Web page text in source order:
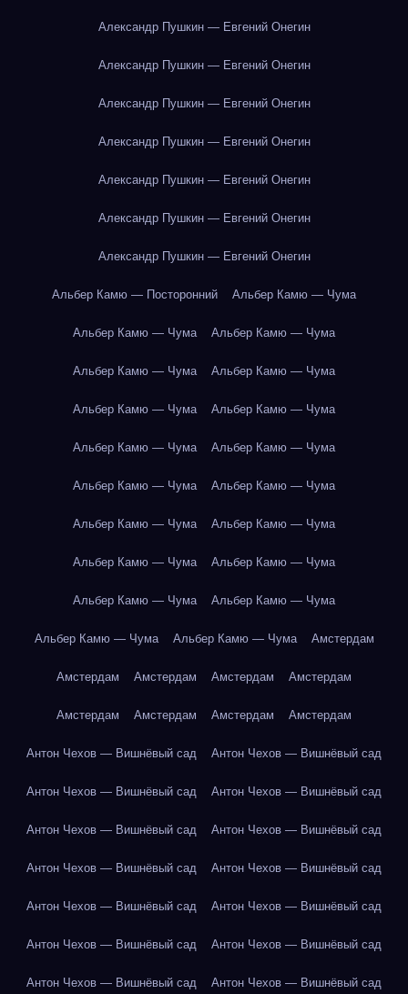
Александр Пушкин — Евгений Онегин
Александр Пушкин — Евгений Онегин
Александр Пушкин — Евгений Онегин
Александр Пушкин — Евгений Онегин
Александр Пушкин — Евгений Онегин
Александр Пушкин — Евгений Онегин
Александр Пушкин — Евгений Онегин
Альбер Камю — Посторонний Альбер Камю — Чума
Альбер Камю — Чума Альбер Камю — Чума
Альбер Камю — Чума Альбер Камю — Чума
Альбер Камю — Чума Альбер Камю — Чума
Альбер Камю — Чума Альбер Камю — Чума
Альбер Камю — Чума Альбер Камю — Чума
Альбер Камю — Чума Альбер Камю — Чума
Альбер Камю — Чума Альбер Камю — Чума
Альбер Камю — Чума Альбер Камю — Чума
Альбер Камю — Чума Альбер Камю — Чума Амстердам
Амстердам Амстердам Амстердам Амстердам
Амстердам Амстердам Амстердам Амстердам
Антон Чехов — Вишнёвый сад Антон Чехов — Вишнёвый сад
Антон Чехов — Вишнёвый сад Антон Чехов — Вишнёвый сад
Антон Чехов — Вишнёвый сад Антон Чехов — Вишнёвый сад
Антон Чехов — Вишнёвый сад Антон Чехов — Вишнёвый сад
Антон Чехов — Вишнёвый сад Антон Чехов — Вишнёвый сад
Антон Чехов — Вишнёвый сад Антон Чехов — Вишнёвый сад
Антон Чехов — Вишнёвый сад Антон Чехов — Вишнёвый сад